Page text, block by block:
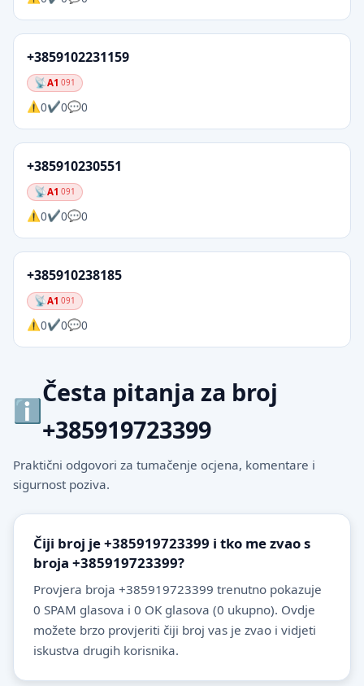
+3859102231159
A1 091
0 0 0
+385910230551
A1 091
0 0 0
+385910238185
A1 091
0 0 0
Česta pitanja za broj
+385919723399
Praktični odgovori za tumačenje ocjena, komentare i
sigurnost poziva.
Čiji broj je +385919723399 i tko me zvao s
broja +385919723399?
Provjera broja +385919723399 trenutno pokazuje
0 SPAM glasova i 0 OK glasova (0 ukupno). Ovdje
možete brzo provjeriti čiji broj vas je zvao i vidjeti
iskustva drugih korisnika.